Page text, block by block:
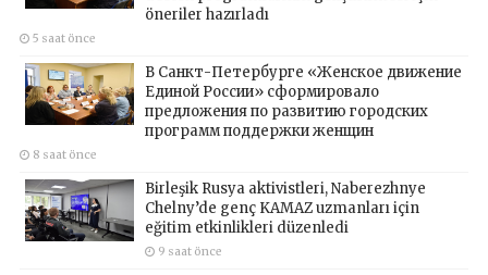
öneriler hazırladı
5 saat önce
В Санкт-Петербурге «Женское движение
Единой России» сформировало
предложения по развитию городских
программ поддержки женщин
8 saat önce
Birleşik Rusya aktivistleri, Naberezhnye
Chelny’de genç KAMAZ uzmanları için
eğitim etkinlikleri düzenledi
9 saat önce